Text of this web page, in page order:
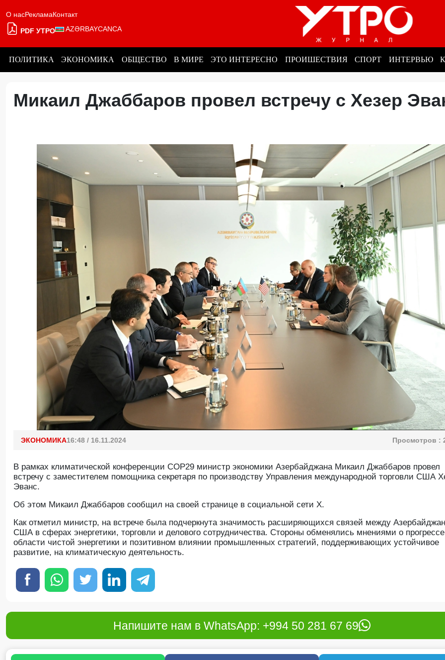
О насРекламаКонтакт
PDF УТРО AZƏRBAYCANCA
ПОЛИТИКА ЭКОНОМИКА ОБЩЕСТВО В МИРЕ ЭТО ИНТЕРЕСНО ПРОИШЕСТВИЯ СПОРТ ИНТЕРВЬЮ
Микаил Джаббаров провел встречу с Хезер
ЭКОНОМИКА16:48 / 16.11.2024 Просмотров :
В рамках климатической конференции COP29 министр экономики Азербайджана Микаил Джаббаров провел
встречу с заместителем помощника секретаря по производству Управления международной торговли США
Эванс.
Об этом Микаил Джаббаров сообщил на своей странице в социальной сети X.
Как отметил министр, на встрече была подчеркнута значимость расширяющихся связей между
США в сферах энергетики, торговли и делового сотрудничества. Стороны обменялись мнениями о
области чистой энергетики и позитивном влиянии промышленных стратегий, поддерживающих устойчивое
развитие, на климатическую деятельность.
Напишите нам в WhatsApp: +994 50 281 67 69